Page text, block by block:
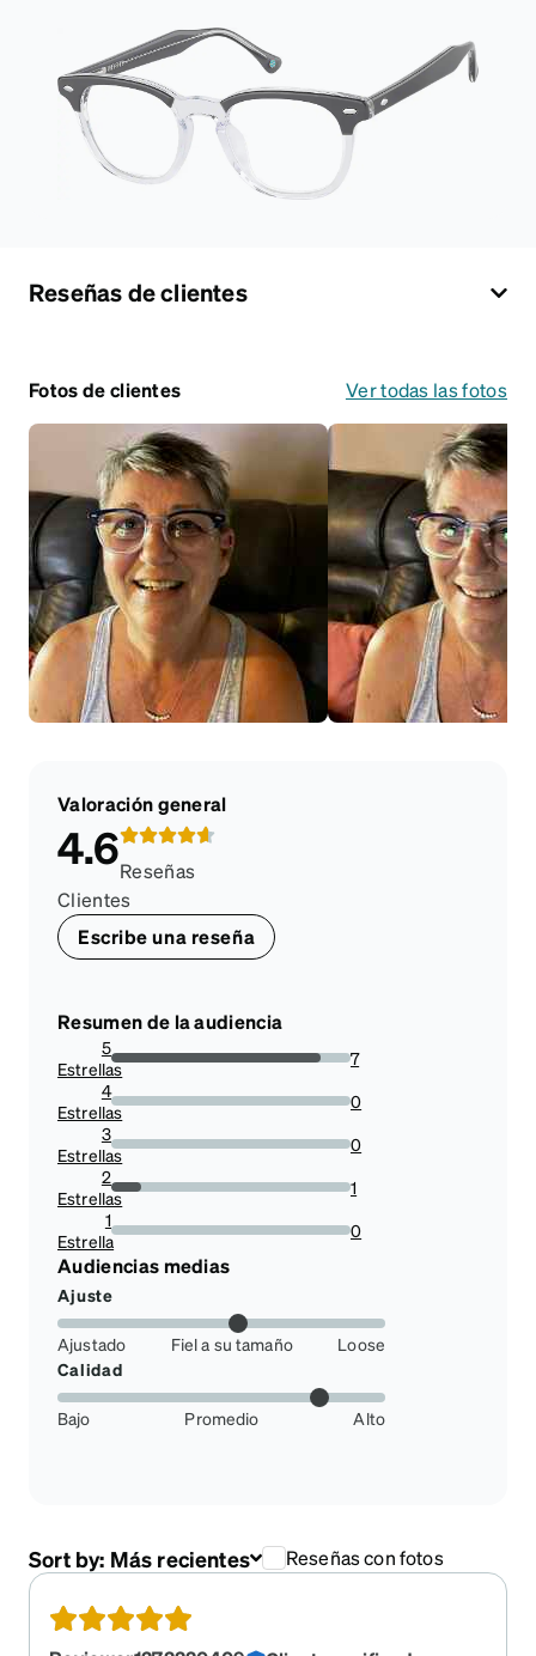
Reseñas de clientes
Fotos de clientes Ver todas las fotos
Valoración general
4.6Reseñas
Clientes
Escribe una reseña
Resumen de la audiencia
5
Estrellas87.5%
7
4
Estrellas
0%
0
3
Estrellas
0%
0
2
Estrellas12.5%
1
1
Estrella0%
0
Audiencias medias
Ajuste
Ajustado Fiel a su tamaño
Loose
Calidad
Bajo Promedio Alto
Sort by: Más recientes Reseñas con fotos